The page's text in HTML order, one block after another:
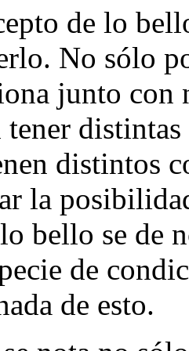
de lo
No sólo
junto con
distintos
la
bello se de
de
de esto.